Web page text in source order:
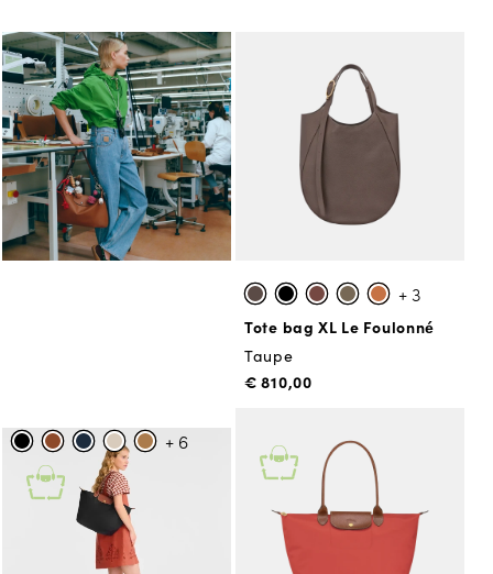
+ 3
Tote bag XL Le Foulonné
Taupe
€ 810,00
+ 6
Tote bag L Le Pliage
Original